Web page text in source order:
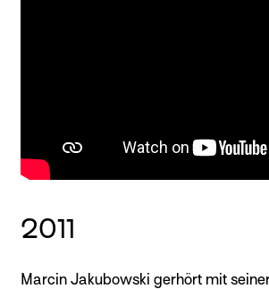
2011
Marcin Jakubowski gerhört mit